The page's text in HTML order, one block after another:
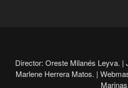
Director: Oreste Milanés Leyva. |
Marlene Herrera Matos. |
Marinas